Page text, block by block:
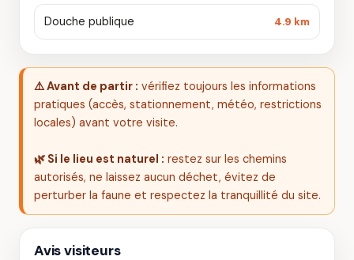
Douche publique 4.9 km
⚠️ Avant de partir : vérifiez toujours les informations
pratiques (accès, stationnement, météo, restrictions
locales) avant votre visite.
🌿 Si le lieu est naturel : restez sur les chemins
autorisés, ne laissez aucun déchet, évitez de
perturber la faune et respectez la tranquillité du site.
Avis visiteurs